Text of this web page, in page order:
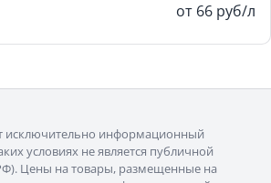
от 66 руб/л
исключительно информационный
условиях не является публичной
Цены на товары, размещенные на